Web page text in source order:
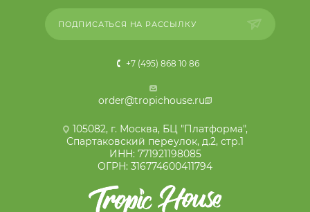
ПОДПИСАТЬСЯ НА РАССЫЛКУ
+7 (495) 868 10 86
order@tropichouse.ru
105082, г. Москва, БЦ "Платформа",
Спартаковский переулок, д.2, стр.1
ИНН: 771921198085
ОГРН: 316774600411794